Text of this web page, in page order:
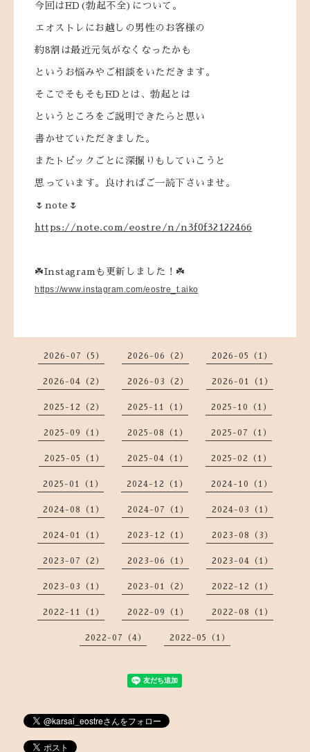
今回はED(勃起不全)について。
エオストレにお越しの男性のお客様の
約8割は最近元気がなくなったかも
というお悩みやご相談をいただきます。
そこでそもそもEDとは、勃起とは
というところをご説明できたらと思い
書かせていただきました。
またトピックごとに深掘りもしていこうと
思っています。良ければご一読下さいませ。
🌷note🌷
https://note.com/eostre/n/n3f0f32122466
☘️Instagramも更新しました！☘️
https://www.instagram.com/eostre_t.aiko
2026-07（5） 2026-06（2） 2026-05（1）
2026-04（2） 2026-03（2） 2026-01（1）
2025-12（2） 2025-11（1） 2025-10（1）
2025-09（1） 2025-08（1） 2025-07（1）
2025-05（1） 2025-04（1） 2025-02（1）
2025-01（1） 2024-12（1） 2024-10（1）
2024-08（1） 2024-07（1） 2024-03（1）
2024-01（1） 2023-12（1） 2023-08（3）
2023-07（2） 2023-06（1） 2023-04（1）
2023-03（1） 2023-01（2） 2022-12（1）
2022-11（1） 2022-09（1） 2022-08（1）
2022-07（4） 2022-05（1）